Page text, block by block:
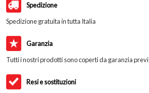
Spedizione
Spedizione gratuita in tutta Italia
Garanzia
Tutti i nostri prodotti sono coperti da garanzia
Resi e sostituzioni